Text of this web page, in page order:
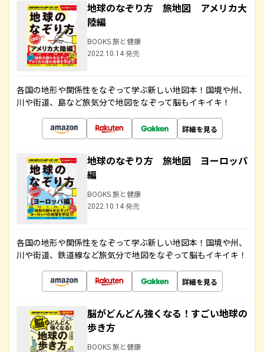
地球のなぞり方 旅地図 アメリカ大
陸編
BOOKS 旅と健康
2022.10.14 発売
各国の地形や関係性をなぞって学ぶ新しい地図本！国境や州、
川や街道、島など旅気分で地図をなぞって脳もイキイキ！
詳細を見る
地球のなぞり方 旅地図 ヨーロッパ
編
BOOKS 旅と健康
2022.10.14 発売
各国の地形や関係性をなぞって学ぶ新しい地図本！国境や州、
川や街道、鉄道線など旅気分で地図をなぞって脳もイキイキ！
詳細を見る
脳がどんどん強くなる！すごい地球の
歩き方
BOOKS 旅と健康